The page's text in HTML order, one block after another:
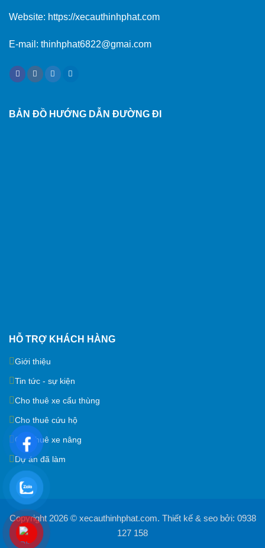
Website: https://xecauthinhphat.com
E-mail: thinhphat6822@gmai.com
HỖ TRỢ KHÁCH HÀNG
Giới thiệu
Tin tức - sự kiện
Cho thuê xe cẩu thùng
Cho thuê cứu hộ
Cho thuê xe nâng
Dự án đã làm
BẢN ĐỒ HƯỚNG DẪN ĐƯỜNG ĐI
Copyright 2026 © xecauthinhphat.com. Thiết kế & seo bởi: 0938
127 158